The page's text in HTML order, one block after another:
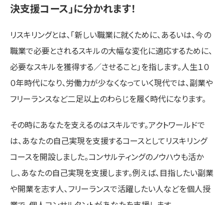
決支援コース」に分かれます！
リスキリングとは、「新しい職業に就くために、あるいは、今の
職業で必要とされるスキルの大幅な変化に適応するために、
必要なスキルを獲得する／させること」を指します。人生１０
０年時代になり、労働力が少なくなっていく現代では、副業や
フリーランスなど二足以上のわらじを履く時代になります。
その時にあなたを支えるのはスキルです。アクトワールドで
は、あなたの自己実現を支援するコースとしてリスキリング
コースを開設しました。コンサルティングのノウハウも活か
し、あなたの自己実現を支援します。例えば、目指したい副業
や開業を志す人、フリーランスで活躍したい人などを個人授